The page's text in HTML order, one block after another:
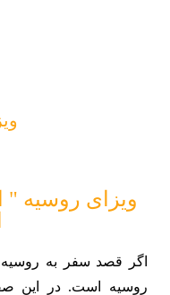
ویزای روسیه "
اگر قصد سفر به روسیه
روسیه است. در این